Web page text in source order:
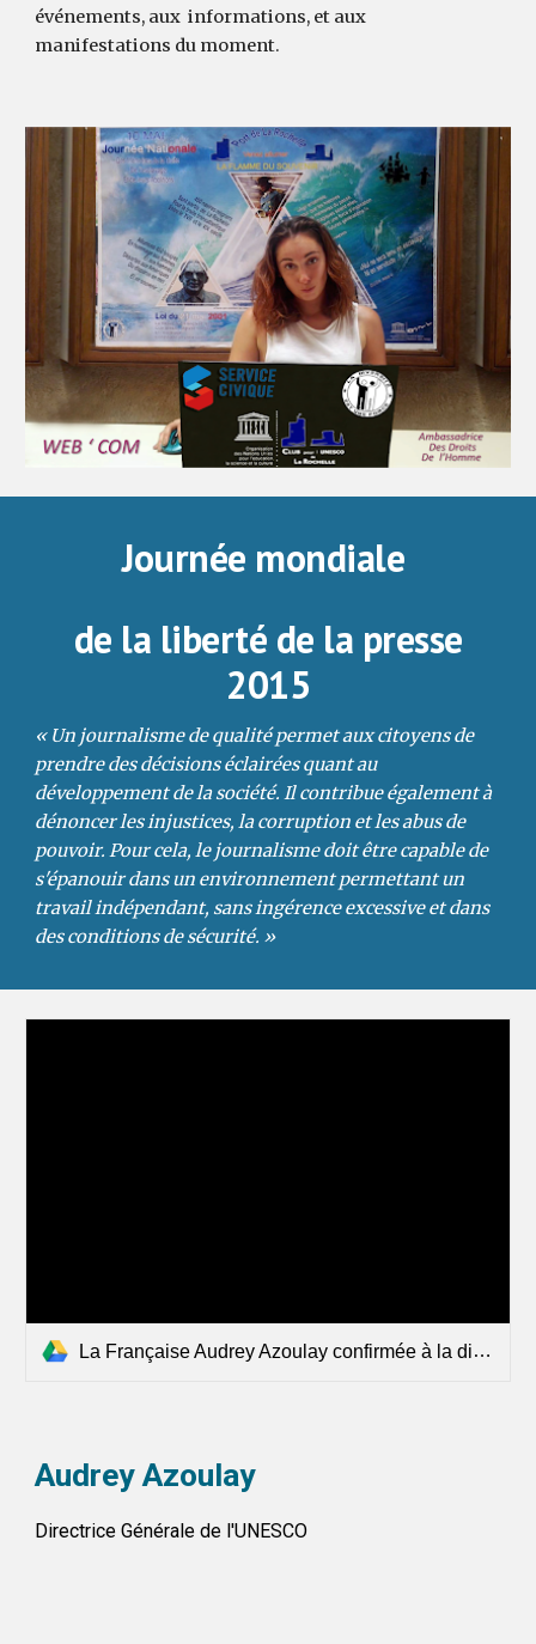
événements, aux informations, et aux
manifestations du moment.
Journée mondiale
de la liberté de la presse
2015
« Un journalisme de qualité permet aux citoyens de
prendre des décisions éclairées quant au
développement de la société. Il contribue également à
dénoncer les injustices, la corruption et les abus de
pouvoir. Pour cela, le journalisme doit être capable de
s'épanouir dans un environnement permettant un
travail indépendant, sans ingérence excessive et dans
des conditions de sécurité. »
La Française Audrey Azoulay confirmée à la direction de l'UNESCO.mp4
Audrey Azoulay
Directrice Générale de l'UNESCO